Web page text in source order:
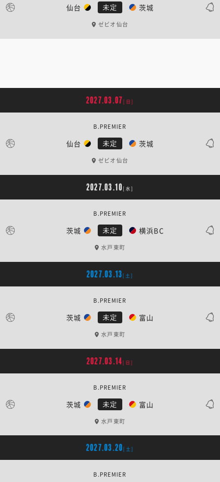
仙台 未定 茨城
ゼビオ仙台
2027.03.07[日]
仙台 未定 茨城
B.PREMIER
ゼビオ仙台
2027.03.10 [水]
茨城 未定 横浜BC
B.PREMIER
水戸東町
2027.03.13[土]
茨城 未定 富山
B.PREMIER
水戸東町
2027.03.14[日]
茨城 未定 富山
B.PREMIER
水戸東町
2027.03.20[土]
B.PREMIER